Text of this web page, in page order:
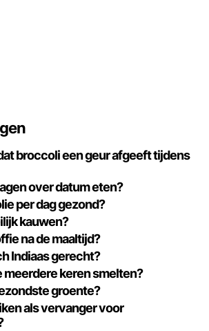
broccoli een geur afgeeft tijdens
over datum eten?
per dag gezond?
kauwen?
na de maaltijd?
Indiaas gerecht?
meerdere keren smelten?
groente?
als vervanger voor